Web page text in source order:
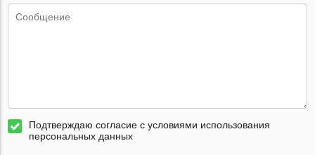
Подтверждаю согласие с условиями использования
персональных данных